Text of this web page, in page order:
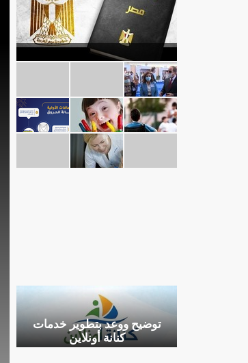
توضيح ووعد بتطوير خدمات
كنانة أونلاين